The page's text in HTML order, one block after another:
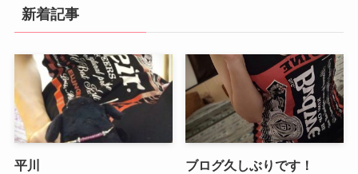
新着記事
平川 ブログ久しぶりです！